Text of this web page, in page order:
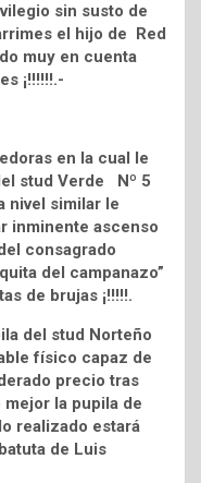
sin susto de
el hijo de Red
muy en cuenta
¡!!!!!!.-
en la cual le
stud Verde Nº 5
nivel similar le
inminente ascenso
consagrado
del campanazo”
de brujas ¡!!!!!.
del stud Norteño
físico capaz de
precio tras
la pupila de
realizado estará
de Luis